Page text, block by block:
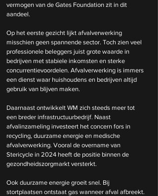
vermogen van de Gates Foundation zit in dit
aandeel.
Op het eerste gezicht lijkt afvalverwerking
misschien geen spannende sector. Toch zien veel
professionele beleggers juist grote waarde in
bedrijven met stabiele inkomsten en sterke
concurrentievoordelen. Afvalverwerking is immers
een dienst waar huishoudens en bedrijven altijd
gebruik van blijven maken.
Daarnaast ontwikkelt WM zich steeds meer tot
een breder infrastructuurbedrijf. Naast
afvalinzameling investeert het concern fors in
recycling, duurzame energie en medische
afvalverwerking. Vooral de overname van
Stericycle in 2024 heeft de positie binnen de
gezondheidszorgmarkt versterkt.
Ook duurzame energie groeit snel. Bij
stortplaatsen ontstaat gas wanneer afval afbreekt.